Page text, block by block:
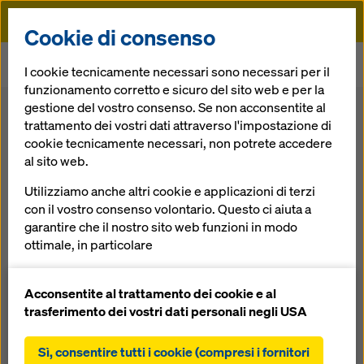
Doka
Carrello di casseratura TU
Indietro
Carrello di
casseratura TU
Panoramica
Cookie di consenso
I cookie tecnicamente necessari sono necessari per il
funzionamento corretto e sicuro del sito web e per la
gestione del vostro consenso. Se non acconsentite al
trattamento dei vostri dati attraverso l'impostazione di
cookie tecnicamente necessari, non potrete accedere
al sito web.
Utilizziamo anche altri cookie e applicazioni di terzi
con il vostro consenso volontario. Questo ci aiuta a
garantire che il nostro sito web funzioni in modo
ottimale, in particolare
nostro sito web (cookie funzionali e statistici),
facilitare un processo di acquisto senza problemi
statistici),
Acconsentite al trattamento dei cookie e al
trasferimento dei vostri dati personali negli USA
Sì, consentire tutti i cookie (compresi i fornitori